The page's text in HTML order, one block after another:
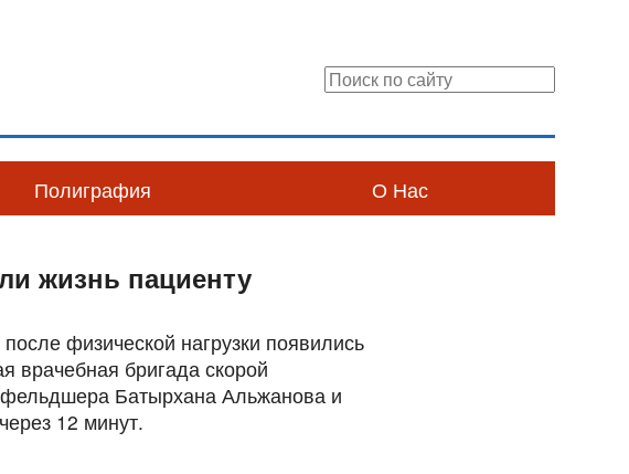
Полиграфия О Нас
жизнь пациенту
физической нагрузки появились
врачебная бригада скорой
Батырхана Альжанова и
12 минут.